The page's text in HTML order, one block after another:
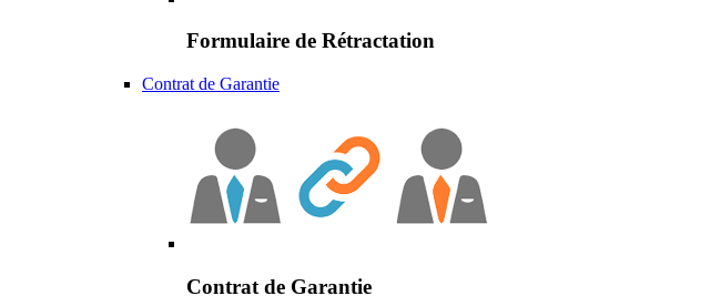
Formulaire de Rétractation
Contrat de Garantie
Contrat de Garantie